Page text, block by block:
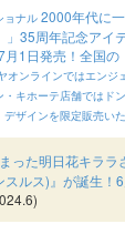
ョナル 2000年代に
35周年記念アイ
月1日発売！全国
オンラインではエンジ
キホーテ店舗ではド
ザインを限定販売いた
った明日花キラ
ルス)』が誕生！